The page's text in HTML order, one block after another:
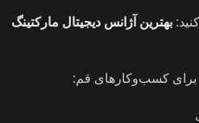
بهترین آژانس دیجیتال مارکتینگ
کسب‌وکارهای قم: